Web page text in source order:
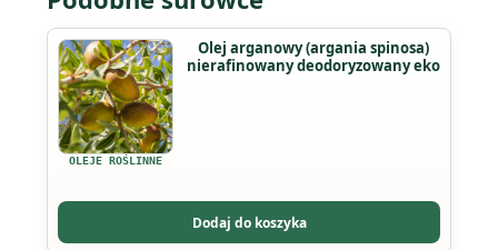
OLEJE ROŚLINNE
Olej arganowy (argania spinosa)
nierafinowany deodoryzowany eko
Dodaj do koszyka
Ten
produkt
ma
wiele
wariantów.
można
wybrać